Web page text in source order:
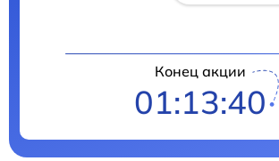
Конец акции
01:13:39